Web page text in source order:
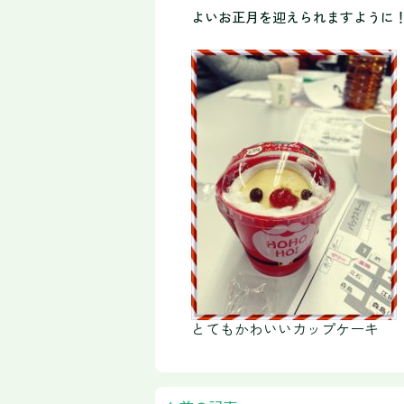
よいお正月を迎えられますように
とてもかわいいカップケーキ